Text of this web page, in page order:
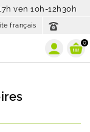
ven 10h-12h30h
français
0